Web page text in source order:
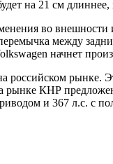
на 21 см длиннее,
во внешности
между
начнет
российском
рынке КНР
и 367 л.с.